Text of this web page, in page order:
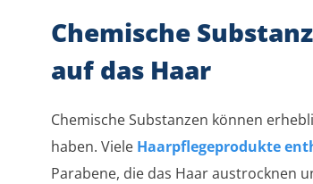
Chemische
auf das Haar
Chemische Substanzen können
haben. Viele Haarpflegeprodukte
Parabene, die das Haar austrocknen